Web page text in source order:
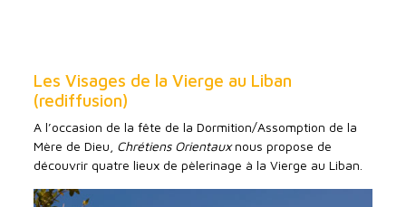
Les Visages de la Vierge au Liban
(rediffusion)
A l’occasion de la fête de la Dormition/Assomption de la
Mère de Dieu, Chrétiens Orientauxnous propose de
découvrir quatre lieux de pèlerinage à la Vierge au Liban.